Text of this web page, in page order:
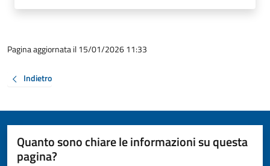
Pagina aggiornata il 15/01/2026 11:33
Indietro
Quanto sono chiare le informazioni su questa
pagina?